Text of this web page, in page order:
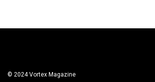
© 2024 Vortex Magazine